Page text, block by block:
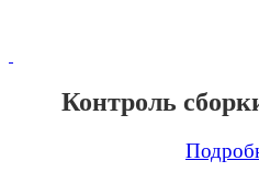
Контроль